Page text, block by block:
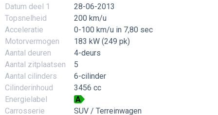
Datum deel 1
28-06-2013
Topsnelheid
200 km/u
Acceleratie
0-100 km/u in 7,80 sec
Motorvermogen
183 kW (249 pk)
Aantal deuren
4-deurs
Aantal zitplaatsen
5
Aantal cilinders
6-cilinder
Cilinderinhoud
3456 cc
Energielabel
A
Carrosserie
SUV / Terreinwagen